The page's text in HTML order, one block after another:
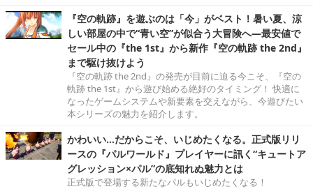
『空の軌跡』を遊ぶのは「今」がベスト！暑い夏、涼
しい部屋の中で“青い空”が似合う大冒険へ―最安値で
セール中の『the 1st』から新作『空の軌跡 the 2nd』
まで駆け抜けよう
『空の軌跡 the 2nd』の発売が目前に迫る今こそ、『空の
軌跡 the 1st』から遊び始める絶好のタイミング！ 快適に
なったゲームシステムや新要素を交えながら、今遊びたい
本シリーズの魅力を紹介します。
かわいい…だからこそ、いじめたくなる。正式版リリ
ースの『パルワールド』プレイヤーに訊く“キュートア
グレッション×パル”の底知れぬ魅力とは
正式版で登場する新たなパルもいじめたくなる！